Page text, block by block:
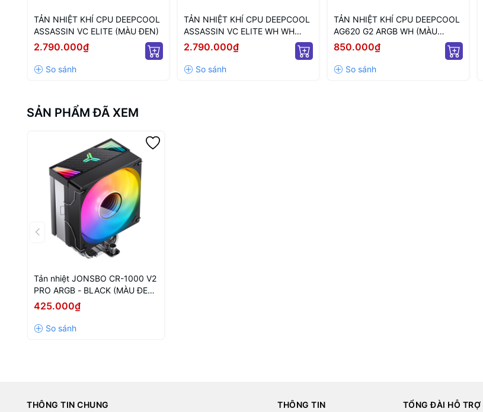
TẢN NHIỆT KHÍ CPU DEEPCOOL
ASSASSIN VC ELITE (MÀU ĐEN)
2.790.000₫
TẢN NHIỆT KHÍ CPU DEEPCOOL
ASSASSIN VC ELITE WH WH
(MÀU TRẮNG)
2.790.000₫
TẢN NHIỆT KHÍ CPU DEEPCOOL
AG620 G2 ARGB WH (MÀU
TRẮNG/ QUẠT 120MM LED
850.000₫
SẢN PHẨM ĐÃ XEM
Tản nhiệt JONSBO CR-1000 V2
PRO ARGB - BLACK (MÀU ĐEN/
LED ARGB/ 6 ỐNG ĐỒNG)
425.000₫
THÔNG TIN CHUNG THÔNG TIN TỔNG ĐÀI HỖ TRỢ